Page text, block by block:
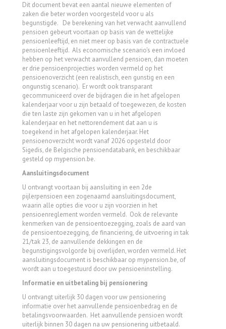
Dit document bevat een aantal nieuwe elementen of
zaken die beter worden voorgesteld voor u als
begunstigde. De berekening van het verwacht aanvullend
pensioen gebeurt voortaan op basis van de wettelijke
pensioenleeftijd, en niet meer op basis van de contractuele
pensioenleeftijd. Als economische scenario's een invloed
hebben op het verwacht aanvullend pensioen, dan moeten
er drie pensioenprojecties worden vermeld op het
pensioenoverzicht (een realistisch, een gunstig en een
ongunstig scenario). Er wordt ook transparant
gecommuniceerd over de bijdragen die in het afgelopen
kalenderjaar voor u zijn betaald of toegewezen, de kosten
die ten laste zijn gekomen van u in het afgelopen
kalenderjaar en het nettorendement dat aan u is
toegekend in het afgelopen kalenderjaar. Het
pensioenoverzicht wordt vanaf 2026 opgesteld door
Sigedis, de Belgische pensioendatabank, en beschikbaar
gesteld op mypension.be.
Aansluitingsdocument
U ontvangt voortaan bij aansluiting in een 2de
pijlerpensioen een zogenaamd aansluitingsdocument,
waarin alle opties die voor u zijn voorzien in het
pensioenreglement worden vermeld. Ook de relevante
kenmerken van de pensioentoezegging, zoals de aard van
de pensioentoezegging, de financiering, de uitvoering in tak
21/tak 23, de aanvullende dekkingen en de
begunstigingsvolgorde bij overlijden, worden vermeld. Het
aansluitingsdocument is beschikbaar op mypension.be, of
wordt aan u toegestuurd door uw pensioeninstelling.
Informatie en uitbetaling bij pensionering
U ontvangt uiterlijk 30 dagen voor uw pensionering
informatie over het aanvullende pensioenbedrag en de
betalingsvoorwaarden. Het aanvullende pensioen wordt
uiterlijk binnen 30 dagen na uw pensionering uitbetaald.